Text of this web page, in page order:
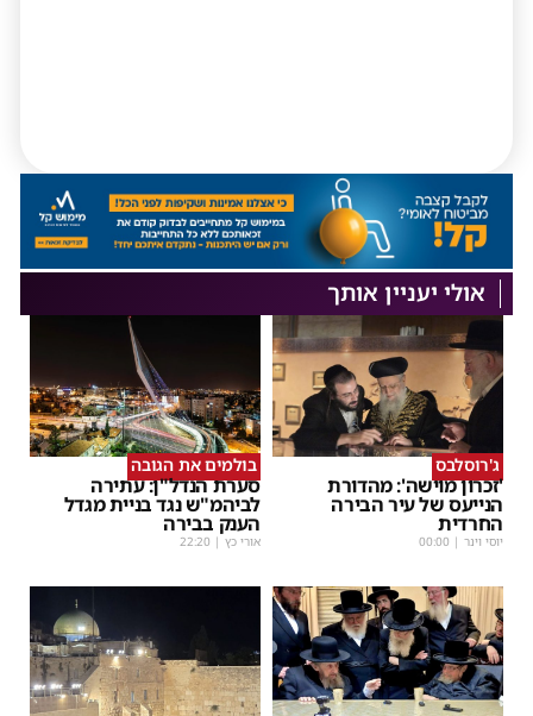
אולי יעניין אותך
ג'רוסלבס
'זכרון מוישה': מהדורת
הנייעס של עיר הבירה
החרדית
יוסי וינר |
00:00
בולמים את הגובה
סערת הנדל"ן: עתירה
לביהמ"ש נגד בניית מגדל
הענק בבירה
אורי כץ |
22:20